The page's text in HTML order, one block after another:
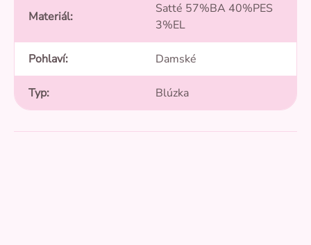
Materiál:
Satté 57%BA 40%PES
3%EL
Pohlaví: Damské
Typ: Blúzka